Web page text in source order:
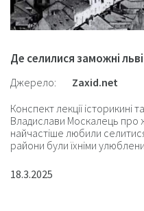
Де селилися заможні
Джерело:
Zaxid.net
Конспект лекції історикині
Владислави Москалець про
найчастіше любили
райони були їхніми
18.3.2025